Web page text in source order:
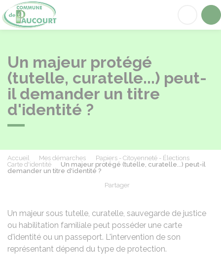
Un majeur protégé
(tutelle, curatelle...) peut-
il demander un titre
d'identité ?
Accueil Mes démarches
Papiers - Citoyenneté - Élections
Carte d'identité
Un majeur protégé (tutelle, curatelle...) peut-il
demander un titre d'identité ?
Partager
Un majeur sous tutelle, curatelle, sauvegarde de justice
ou habilitation familiale peut posséder une carte
d'identité ou un passeport. L'intervention de son
représentant dépend du type de protection.